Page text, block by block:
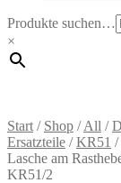
Produkte suchen…
×
Start / Shop /All /
Ersatzteile /KR51 /
Lasche am
KR51/2